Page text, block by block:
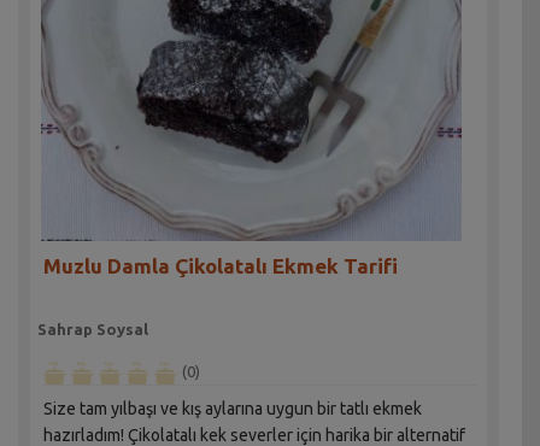
Muzlu Damla Çikolatalı Ekmek Tarifi
Sahrap Soysal
(0)
Size tam yılbaşı ve kış aylarına uygun bir tatlı ekmek
hazırladım! Çikolatalı kek severler için harika bir alternatif